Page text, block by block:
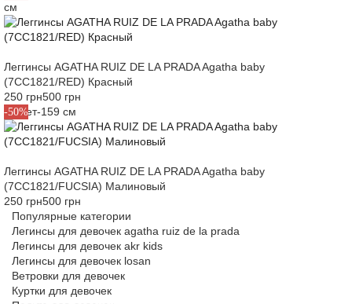
см
Леггинсы AGATHA RUIZ DE LA PRADA Agatha baby
(7CC1821/RED) Красный
250 грн500 грн
-50%
14 лет-159 см
Леггинсы AGATHA RUIZ DE LA PRADA Agatha baby
(7CC1821/FUCSIA) Малиновый
250 грн500 грн
Популярные категории
Легинсы для девочек agatha ruiz de la prada
Легинсы для девочек akr kids
Легинсы для девочек losan
Ветровки для девочек
Куртки для девочек